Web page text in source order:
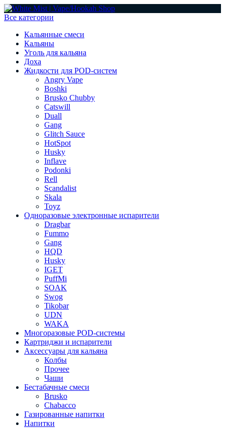
Все категории
Кальянные смеси
Кальяны
Уголь для кальяна
Доха
Жидкости для POD-систем
Angry Vape
Boshki
Brusko Chubby
Catswill
Duall
Gang
Glitch Sauce
HotSpot
Husky
Inflave
Podonki
Rell
Scandalist
Skala
Toyz
Одноразовые электронные испарители
Dragbar
Fummo
Gang
HQD
Husky
IGET
PuffMi
SOAK
Swog
Tikobar
UDN
WAKA
Многоразовые POD-системы
Картриджи и испарители
Аксессуары для кальяна
Колбы
Прочее
Чаши
Бестабачные смеси
Brusko
Chabacco
Газированные напитки
Напитки